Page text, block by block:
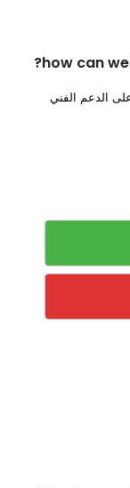
how can we
الدعم الفني